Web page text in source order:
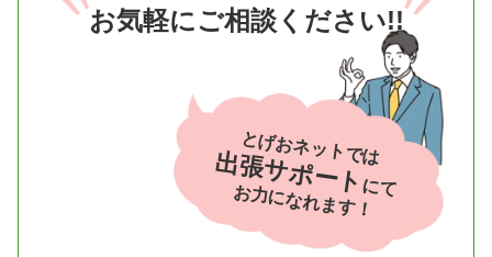
お気軽にご相談ください!!
とげおネットでは
出張サポートにて
お力になれます！